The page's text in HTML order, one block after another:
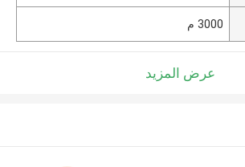
3000 م
عرض المزيد